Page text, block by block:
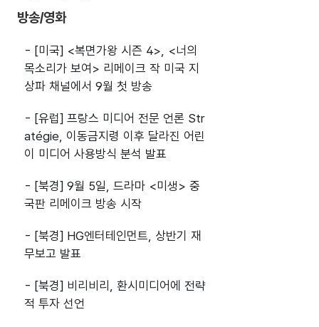
방송/영화
- [미국] <복면가왕 시즌 4>, <너의
목소리가 보여> 리메이크 작 미국 지
상파 채널에서 9월 첫 방송
- [유럽] 프랑스 미디어 전문 언론 Str
atégie, 이동금지령 이후 달라진 어린
이 미디어 사용방식 분석 발표
- [북경] 9월 5일, 드라마 <미생> 중
국판 리메이크 방송 시작
- [북경] HG엔터테인먼트, 상반기 재
무보고 발표
- [북경] 비리비리, 환시미디어에 전략
적 투자 선언